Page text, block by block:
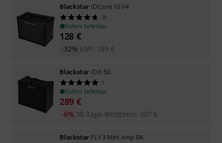
Blackstar ID:Core 10 V4
20
Sofort lieferbar
128 €
UVP: 189 €
-32%
Blackstar ID:X 50
1
Sofort lieferbar
289 €
30-Tage-Bestpreis: 307 €
-6%
Blackstar FLY 3 Mini Amp BK